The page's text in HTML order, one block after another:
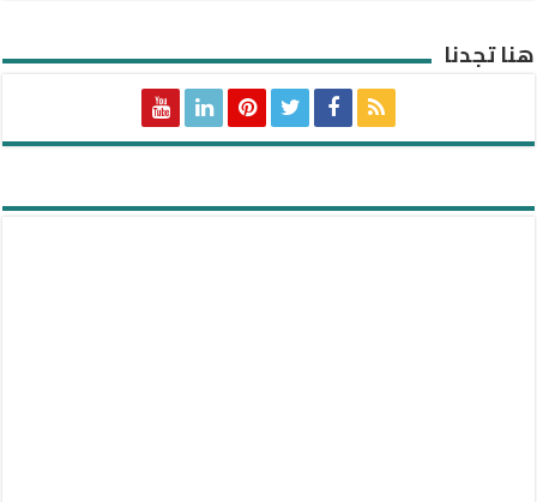
هنا تجدنا